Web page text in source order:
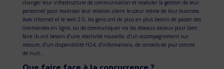
changer leur infrastructure de communication et moduler la gestion de leur
personnel pour maitriser leur relation client le cœur mème de leur business.
Avec Internet et le web 2.0, les gens ont de plus en plus besoin de passer des
commandes en ligne, ou de communiquer via les réseaux sociaux pour bien
faire ils ont besoin d’une réactivité nouvelle, d’un accompagnement sur
mesure, d’un disponibilité H24, d’informations, de conseils de jour comme
de nuit…